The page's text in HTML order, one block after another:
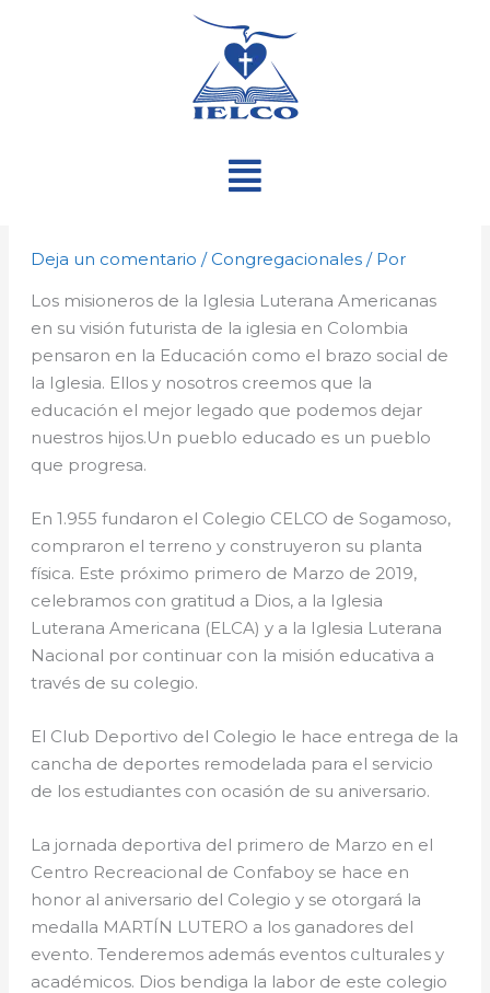
Menú
Deja un comentario / Congregacionales / Por
Los misioneros de la Iglesia Luterana Americanas
en su visión futurista de la iglesia en Colombia
pensaron en la Educación como el brazo social de
la Iglesia. Ellos y nosotros creemos que la
educación el mejor legado que podemos dejar
nuestros hijos.Un pueblo educado es un pueblo
que progresa.
En 1.955 fundaron el Colegio CELCO de Sogamoso,
compraron el terreno y construyeron su planta
física. Este próximo primero de Marzo de 2019,
celebramos con gratitud a Dios, a la Iglesia
Luterana Americana (ELCA) y a la Iglesia Luterana
Nacional por continuar con la misión educativa a
través de su colegio.
El Club Deportivo del Colegio le hace entrega de la
cancha de deportes remodelada para el servicio
de los estudiantes con ocasión de su aniversario.
La jornada deportiva del primero de Marzo en el
Centro Recreacional de Confaboy se hace en
honor al aniversario del Colegio y se otorgará la
medalla MARTÍN LUTERO a los ganadores del
evento. Tenderemos además eventos culturales y
académicos. Dios bendiga la labor de este colegio